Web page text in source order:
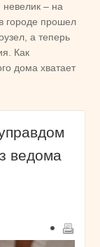
– на
городе прошел
а теперь
Как
дома хватает
ведома